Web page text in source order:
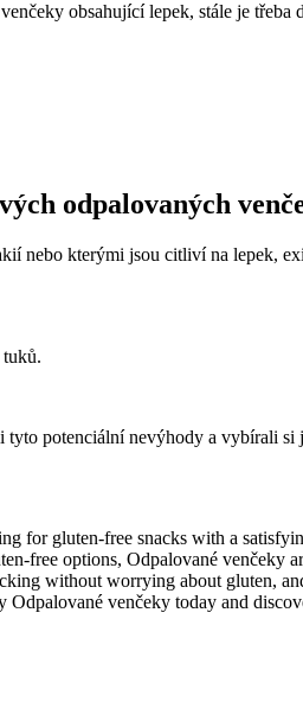
obsahující lepek, stále je
odpalovaných
nebo kterými jsou citliví na lepek,
potenciální nevýhody a vybírali si
for gluten-free snacks with a
free options, Odpalované venčeky
without worrying about gluten,
venčeky today and